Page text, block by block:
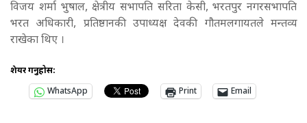
विजय शर्मा भुषाल, क्षेत्रीय सभापति सरिता केसी, भरतपुर नगरसभापति
भरत अधिकारी, प्रतिष्ठानकी उपाध्यक्ष देवकी गौतमलगायतले मन्तव्य
राखेका थिए ।
शेयर गर्नुहोस:
WhatsApp
Print Email